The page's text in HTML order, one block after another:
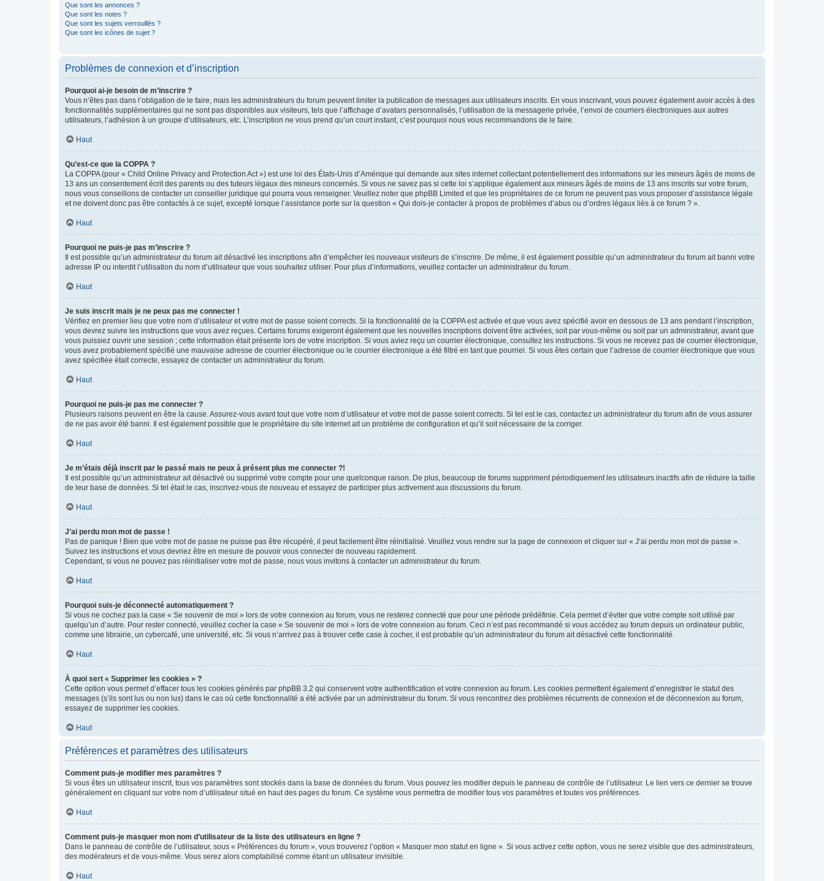
Que sont les annonces ?
Que sont les notes ?
Que sont les sujets verrouillés ?
Que sont les icônes de sujet ?
Problèmes de connexion et d’inscription
Pourquoi ai-je besoin de m’inscrire ?
Vous n’êtes pas dans l’obligation de le faire, mais les administrateurs du forum peuvent limiter la publication de messages aux utilisateurs inscrits. En vous inscrivant, vous pouvez également avoir accès à des
fonctionnalités supplémentaires qui ne sont pas disponibles aux visiteurs, tels que l’affichage d’avatars personnalisés, l’utilisation de la messagerie privée, l’envoi de courriers électroniques aux autres
utilisateurs, l’adhésion à un groupe d’utilisateurs, etc. L’inscription ne vous prend qu’un court instant, c’est pourquoi nous vous recommandons de le faire.
Haut
Qu’est-ce que la COPPA ?
La COPPA (pour « Child Online Privacy and Protection Act ») est une loi des États-Unis d’Amérique qui demande aux sites internet collectant potentiellement des informations sur les mineurs âgés de moins de
13 ans un consentement écrit des parents ou des tuteurs légaux des mineurs concernés. Si vous ne savez pas si cette loi s’applique également aux mineurs âgés de moins de 13 ans inscrits sur votre forum,
nous vous conseillons de contacter un conseiller juridique qui pourra vous renseigner. Veuillez noter que phpBB Limited et que les propriétaires de ce forum ne peuvent pas vous proposer d’assistance légale
et ne doivent donc pas être contactés à ce sujet, excepté lorsque l’assistance porte sur la question « Qui dois-je contacter à propos de problèmes d’abus ou d’ordres légaux liés à ce forum ? ».
Haut
Pourquoi ne puis-je pas m’inscrire ?
Il est possible qu’un administrateur du forum ait désactivé les inscriptions afin d’empêcher les nouveaux visiteurs de s’inscrire. De même, il est également possible qu’un administrateur du forum ait banni votre
adresse IP ou interdit l’utilisation du nom d’utilisateur que vous souhaitez utiliser. Pour plus d’informations, veuillez contacter un administrateur du forum.
Haut
Je suis inscrit mais je ne peux pas me connecter !
Vérifiez en premier lieu que votre nom d’utilisateur et votre mot de passe soient corrects. Si la fonctionnalité de la COPPA est activée et que vous avez spécifié avoir en dessous de 13 ans pendant l’inscription,
vous devrez suivre les instructions que vous avez reçues. Certains forums exigeront également que les nouvelles inscriptions doivent être activées, soit par vous-même ou soit par un administrateur, avant que
vous puissiez ouvrir une session ; cette information était présente lors de votre inscription. Si vous aviez reçu un courrier électronique, consultez les instructions. Si vous ne recevez pas de courrier électronique,
vous avez probablement spécifié une mauvaise adresse de courrier électronique ou le courrier électronique a été filtré en tant que pourriel. Si vous êtes certain que l’adresse de courrier électronique que vous
avez spécifiée était correcte, essayez de contacter un administrateur du forum.
Haut
Pourquoi ne puis-je pas me connecter ?
Plusieurs raisons peuvent en être la cause. Assurez-vous avant tout que votre nom d’utilisateur et votre mot de passe soient corrects. Si tel est le cas, contactez un administrateur du forum afin de vous assurer
de ne pas avoir été banni. Il est également possible que le propriétaire du site internet ait un problème de configuration et qu’il soit nécessaire de la corriger.
Haut
Je m’étais déjà inscrit par le passé mais ne peux à présent plus me connecter ?!
Il est possible qu’un administrateur ait désactivé ou supprimé votre compte pour une quelconque raison. De plus, beaucoup de forums suppriment périodiquement les utilisateurs inactifs afin de réduire la taille
de leur base de données. Si tel était le cas, inscrivez-vous de nouveau et essayez de participer plus activement aux discussions du forum.
Haut
J’ai perdu mon mot de passe !
Pas de panique ! Bien que votre mot de passe ne puisse pas être récupéré, il peut facilement être réinitialisé. Veuillez vous rendre sur la page de connexion et cliquer sur « J’ai perdu mon mot de passe ».
Suivez les instructions et vous devriez être en mesure de pouvoir vous connecter de nouveau rapidement.
Cependant, si vous ne pouvez pas réinitialiser votre mot de passe, nous vous invitons à contacter un administrateur du forum.
Haut
Pourquoi suis-je déconnecté automatiquement ?
Si vous ne cochez pas la case « Se souvenir de moi » lors de votre connexion au forum, vous ne resterez connecté que pour une période prédéfinie. Cela permet d’éviter que votre compte soit utilisé par
quelqu’un d’autre. Pour rester connecté, veuillez cocher la case « Se souvenir de moi » lors de votre connexion au forum. Ceci n’est pas recommandé si vous accédez au forum depuis un ordinateur public,
comme une librairie, un cybercafé, une université, etc. Si vous n’arrivez pas à trouver cette case à cocher, il est probable qu’un administrateur du forum ait désactivé cette fonctionnalité.
Haut
À quoi sert « Supprimer les cookies » ?
Cette option vous permet d’effacer tous les cookies générés par phpBB 3.2 qui conservent votre authentification et votre connexion au forum. Les cookies permettent également d’enregistrer le statut des
messages (s’ils sont lus ou non lus) dans le cas où cette fonctionnalité a été activée par un administrateur du forum. Si vous rencontrez des problèmes récurrents de connexion et de déconnexion au forum,
essayez de supprimer les cookies.
Haut
Préférences et paramètres des utilisateurs
Comment puis-je modifier mes paramètres ?
Si vous êtes un utilisateur inscrit, tous vos paramètres sont stockés dans la base de données du forum. Vous pouvez les modifier depuis le panneau de contrôle de l’utilisateur. Le lien vers ce dernier se trouve
généralement en cliquant sur votre nom d’utilisateur situé en haut des pages du forum. Ce système vous permettra de modifier tous vos paramètres et toutes vos préférences.
Haut
Comment puis-je masquer mon nom d’utilisateur de la liste des utilisateurs en ligne ?
Dans le panneau de contrôle de l’utilisateur, sous « Préférences du forum », vous trouverez l’option « Masquer mon statut en ligne ». Si vous activez cette option, vous ne serez visible que des administrateurs,
des modérateurs et de vous-même. Vous serez alors comptabilisé comme étant un utilisateur invisible.
Haut